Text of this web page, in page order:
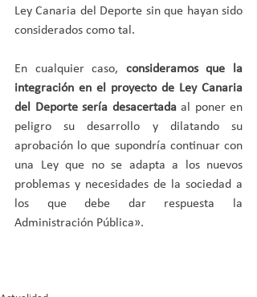
Ley Canaria del Deporte sin que hayan sido
considerados como tal.
En cualquier caso, consideramos que la
integración en el proyecto de Ley Canaria
del Deporte sería desacertada al poner en
peligro su desarrollo y dilatando su
aprobación lo que supondría continuar con
una Ley que no se adapta a los nuevos
problemas y necesidades de la sociedad a
los que debe dar respuesta la
Administración Pública».